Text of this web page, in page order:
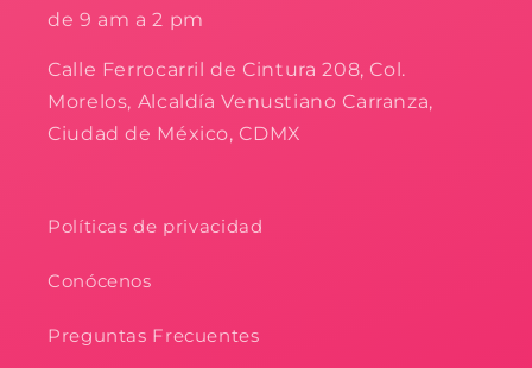
de 9 am a 2 pm
Calle Ferrocarril de Cintura 208, Col.
Morelos, Alcaldía Venustiano Carranza,
Ciudad de México, CDMX
Políticas de privacidad
Conócenos
Preguntas Frecuentes